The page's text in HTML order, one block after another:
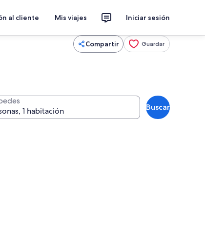
al cliente Mis viajes Iniciar sesión
Compartir Guardar
Buscar